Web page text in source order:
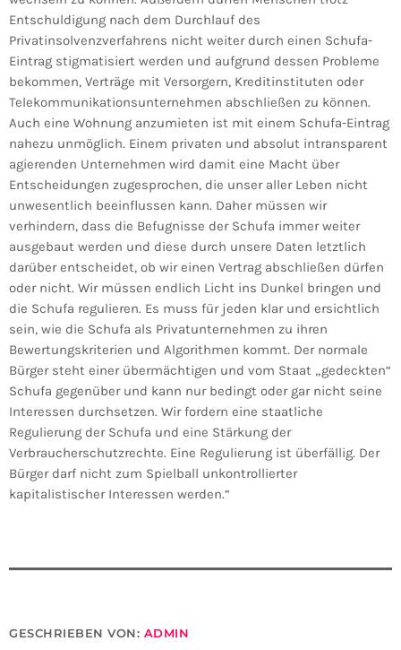
Entschuldigung nach dem Durchlauf des
Privatinsolvenzverfahrens nicht weiter durch einen Schufa-
Eintrag stigmatisiert werden und aufgrund dessen Probleme
bekommen, Verträge mit Versorgern, Kreditinstituten oder
Telekommunikationsunternehmen abschließen zu können.
Auch eine Wohnung anzumieten ist mit einem Schufa-Eintrag
nahezu unmöglich. Einem privaten und absolut intransparent
agierenden Unternehmen wird damit eine Macht über
Entscheidungen zugesprochen, die unser aller Leben nicht
unwesentlich beeinflussen kann. Daher müssen wir
verhindern, dass die Befugnisse der Schufa immer weiter
ausgebaut werden und diese durch unsere Daten letztlich
darüber entscheidet, ob wir einen Vertrag abschließen dürfen
oder nicht. Wir müssen endlich Licht ins Dunkel bringen und
die Schufa regulieren. Es muss für jeden klar und ersichtlich
sein, wie die Schufa als Privatunternehmen zu ihren
Bewertungskriterien und Algorithmen kommt. Der normale
Bürger steht einer übermächtigen und vom Staat „gedeckten“
Schufa gegenüber und kann nur bedingt oder gar nicht seine
Interessen durchsetzen. Wir fordern eine staatliche
Regulierung der Schufa und eine Stärkung der
Verbraucherschutzrechte. Eine Regulierung ist überfällig. Der
Bürger darf nicht zum Spielball unkontrollierter
kapitalistischer Interessen werden.“
GESCHRIEBEN VON: ADMIN